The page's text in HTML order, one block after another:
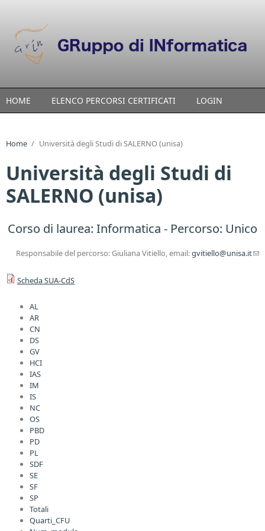
HOME ELENCO PERCORSI CERTIFICATI LOGIN
Home / Università degli Studi di SALERNO (unisa)
Università degli Studi di
SALERNO (unisa)
Corso di laurea: Informatica - Percorso: Unico
Responsabile del percorso: Giuliana Vitiello, email:gvitiello@unisa.it
Scheda SUA-CdS
AL
AR
CN
DS
GV
HCI
IAS
IM
IS
NC
OS
PBD
PD
PL
SDF
SE
SF
SP
Totali
Quarti_CFU